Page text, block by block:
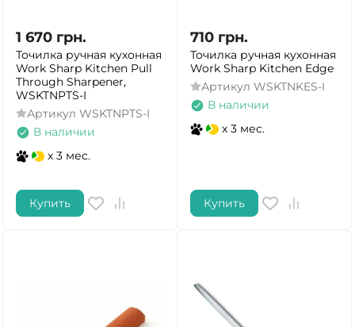
1 670 грн.
Точилка ручная кухонная
Work Sharp Kitchen Pull
Through Sharpener,
WSKTNPTS-I
Артикул WSKTNPTS-I
В наличии
x 3 мес.
Купить
710 грн.
Точилка ручная кухонная
Work Sharp Kitchen Edge
Артикул WSKTNKES-I
В наличии
x 3 мес.
Купить